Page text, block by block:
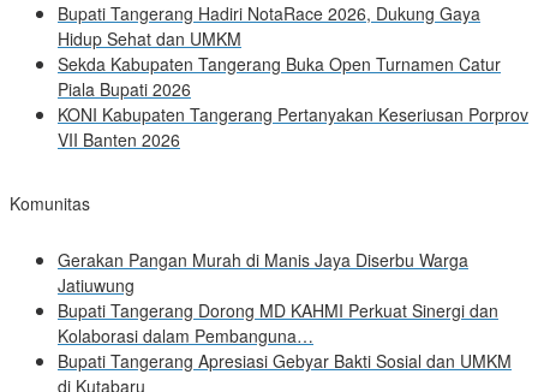
Bupati Tangerang Hadiri NotaRace 2026, Dukung Gaya
Hidup Sehat dan UMKM
Sekda Kabupaten Tangerang Buka Open Turnamen Catur
Piala Bupati 2026
KONI Kabupaten Tangerang Pertanyakan Keseriusan Porprov
VII Banten 2026
Komunitas
Gerakan Pangan Murah di Manis Jaya Diserbu Warga
Jatiuwung
Bupati Tangerang Dorong MD KAHMI Perkuat Sinergi dan
Kolaborasi dalam Pembanguna…
Bupati Tangerang Apresiasi Gebyar Bakti Sosial dan UMKM
di Kutabaru